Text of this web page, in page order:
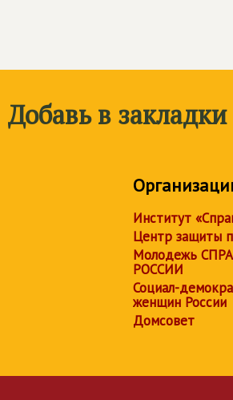
Добавь в закладки
Институт
Центр защиты
Молодежь
РОССИИ
Социал-
женщин России
Домсовет